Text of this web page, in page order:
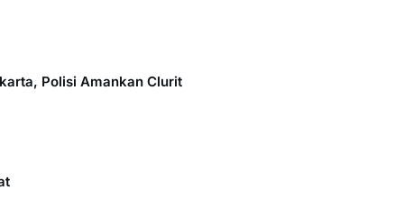
Polisi Amankan Clurit